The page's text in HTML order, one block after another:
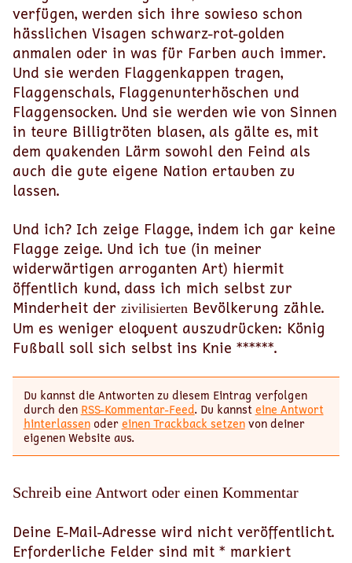
verfügen, werden sich ihre sowieso schon
hässlichen Visagen schwarz-rot-golden
anmalen oder in was für Farben auch immer.
Und sie werden Flaggenkappen tragen,
Flaggenschals, Flaggenunterhöschen und
Flaggensocken. Und sie werden wie von Sinnen
in teure Billigtröten blasen, als gälte es, mit
dem quakenden Lärm sowohl den Feind als
auch die gute eigene Nation ertauben zu
lassen.
Und ich? Ich zeige Flagge, indem ich gar keine
Flagge zeige. Und ich tue (in meiner
widerwärtigen arroganten Art) hiermit
öffentlich kund, dass ich mich selbst zur
Minderheit der zivilisierten Bevölkerung zähle.
Um es weniger eloquent auszudrücken: König
Fußball soll sich selbst ins Knie ******.
Du kannst die Antworten zu diesem Eintrag verfolgen
durch den RSS-Kommentar-Feed. Du kannsteine Antwort
hinterlassenodereinen Trackback setzenvon deiner
eigenen Website aus.
Schreib eine Antwort oder einen Kommentar
Deine E-Mail-Adresse wird nicht veröffentlicht.
Erforderliche Felder sind mit * markiert